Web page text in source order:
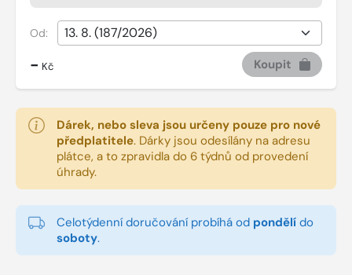
Od:
- Kč Koupit
Dárek, nebo sleva jsou určeny pouze pro nové
předplatitele. Dárky jsou odesílány na adresu
plátce, a to zpravidla do 6 týdnů od provedení
úhrady.
Celotýdenní doručování probíhá od pondělí do
soboty.